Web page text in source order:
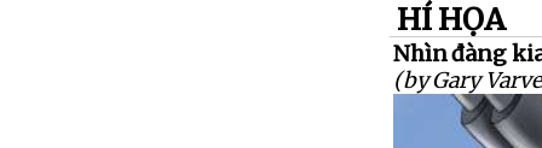
HÍ HỌA
Nhìn đàng
(by Gary